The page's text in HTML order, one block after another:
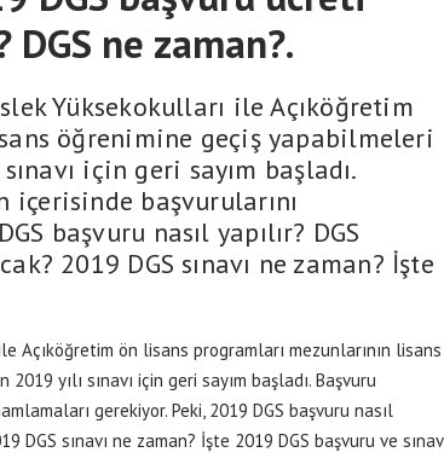
ne zaman?.
Yüksekokulları ile Açıköğretim
öğrenimine geçiş yapabilmeleri
için geri sayım başladı.
başvurularını
başvuru nasıl yapılır? DGS
2019 DGS sınavı ne zaman? İşte
Açıköğretim ön lisans programları mezunlarının lisans
yılı sınavı için geri sayım başladı. Başvuru
gerekiyor. Peki, 2019 DGS başvuru nasıl
DGS sınavı ne zaman? İşte 2019 DGS başvuru ve sınav